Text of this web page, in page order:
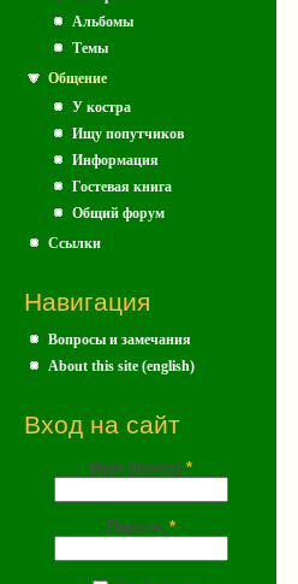
Альбомы
Темы
Общение
У костра
Ищу попутчиков
Информация
Гостевая книга
Общий форум
Ссылки
Навигация
Вопросы и замечания
About this site (english)
Вход на сайт
Имя (почта) *
Пароль *